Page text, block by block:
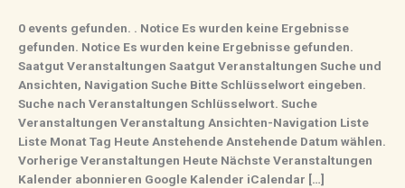
0 events gefunden. . Notice Es wurden keine Ergebnisse
gefunden. Notice Es wurden keine Ergebnisse gefunden.
Saatgut Veranstaltungen Saatgut Veranstaltungen Suche und
Ansichten, Navigation Suche Bitte Schlüsselwort eingeben.
Suche nach Veranstaltungen Schlüsselwort. Suche
Veranstaltungen Veranstaltung Ansichten-Navigation Liste
Liste Monat Tag Heute Anstehende Anstehende Datum wählen.
Vorherige Veranstaltungen Heute Nächste Veranstaltungen
Kalender abonnieren Google Kalender iCalendar […]